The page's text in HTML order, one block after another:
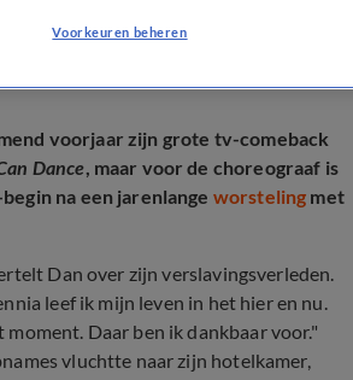
voorjaar zijn grote tv-comeback
Dance, maar voor de choreograaf is
na een jarenlange worsteling met
Dan over zijn verslavingsverleden.
leef ik mijn leven in het hier en nu.
moment. Daar ben ik dankbaar voor."
vluchtte naar zijn hotelkamer,
Voorkeuren beheren